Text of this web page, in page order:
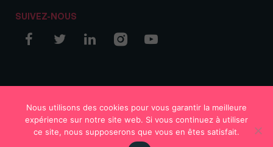
SUIVEZ-NOUS
Nous utilisons des cookies pour vous garantir la meilleure
expérience sur notre site web. Si vous continuez à utiliser
ce site, nous supposerons que vous en êtes satisfait.